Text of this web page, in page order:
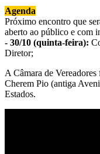
Agenda
Próximo encontro que
aberto ao público e com
- 30/10 (quinta-feira):
Diretor;
A Câmara de
Cherem Pio (antiga
Estados.